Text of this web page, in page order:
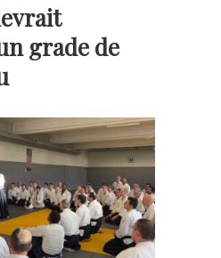
grade de